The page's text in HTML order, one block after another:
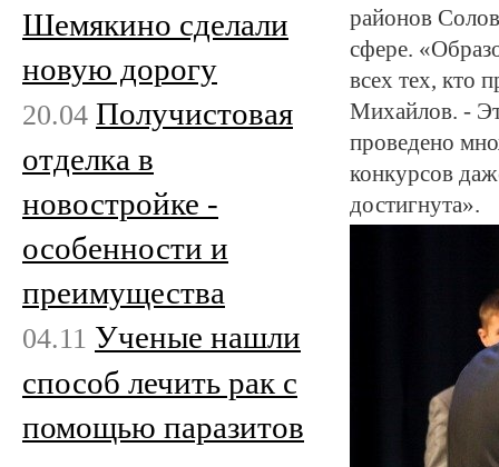
районов
сфере.
всех тех, кто
Михайлов. -
проведено
конкурсов
достигнута».
Шемякино сделали
новую дорогу
20.04 Получистовая
отделка в
новостройке -
особенности и
преимущества
04.11 Ученые нашли
способ лечить рак с
помощью паразитов